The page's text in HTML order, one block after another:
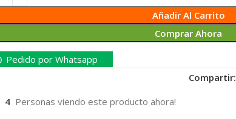
Añadir Al Carrito
Comprar Ahora
Pedido por Whatsapp
Compartir:
4 Personas viendo este producto ahora!